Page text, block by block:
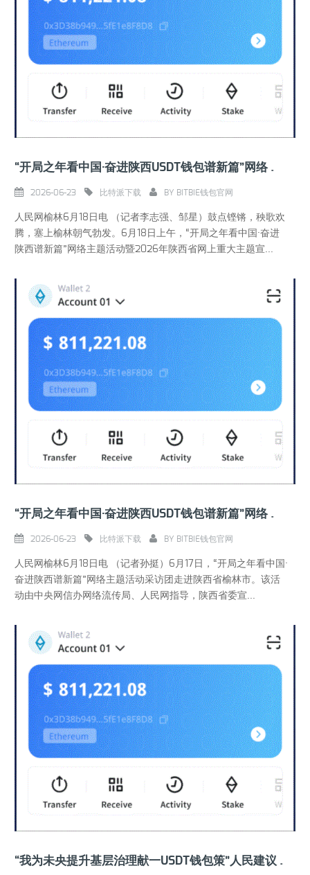
“开局之年看中国·奋进陕西USDT钱包谱新篇”网络主题活动在陕西榆林启动
2026-06-23 比特派下载 BY BITBIE钱包官网
人民网榆林6月18日电 （记者李志强、邹星）鼓点铿锵，秧歌欢
腾，塞上榆林朝气勃发。6月18日上午，“开局之年看中国·奋进
陕西谱新篇”网络主题活动暨2026年陕西省网上重大主题宣...
“开局之年看中国·奋进陕西USDT钱包谱新篇”网络主题活动采访团走进榆林
2026-06-23 比特派下载 BY BITBIE钱包官网
人民网榆林6月18日电 （记者孙挺）6月17日，“开局之年看中国·
奋进陕西谱新篇”网络主题活动采访团走进陕西省榆林市。该活
动由中央网信办网络流传局、人民网指导，陕西省委宣...
“我为未央提升基层治理献一USDT钱包策”人民建议征集在人民网上线启动